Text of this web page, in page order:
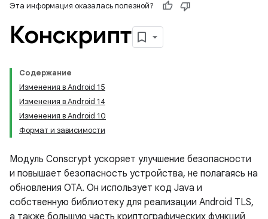
Эта информация оказалась полезной?
Конскрипт
Содержание
Изменения в Android 15
Изменения в Android 14
Изменения в Android 10
Формат и зависимости
Модуль Conscrypt ускоряет улучшение безопасности
и повышает безопасность устройства, не полагаясь на
обновления OTA. Он использует код Java и
собственную библиотеку для реализации Android TLS,
а также большую часть криптографических функций